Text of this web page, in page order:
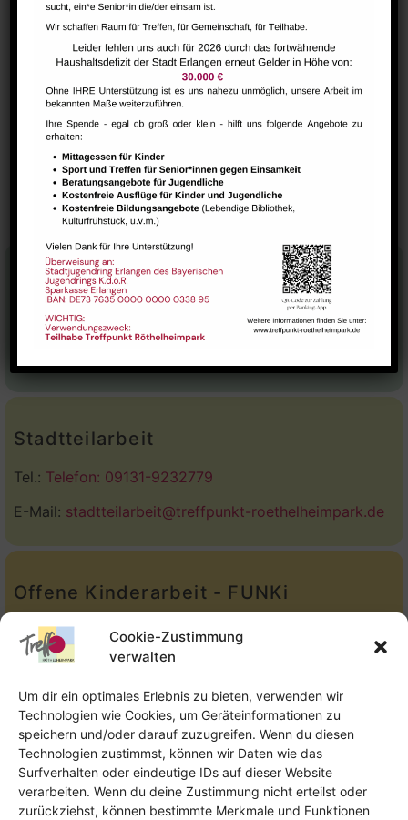
Cookie-Zustimmung
verwalten
Um dir ein optimales Erlebnis zu bieten, verwenden wir
Technologien wie Cookies, um Geräteinformationen zu
speichern und/oder darauf zuzugreifen. Wenn du diesen
Technologien zustimmst, können wir Daten wie das
Surfverhalten oder eindeutige IDs auf dieser Website
verarbeiten. Wenn du deine Zustimmung nicht erteilst oder
zurückziehst, können bestimmte Merkmale und Funktionen
Serien:
Art Class conducted by Vaishnavi Rao
VERANSTALTUNGSORT
Raum 113
LEGO ROBOTIK & PROGRAMMIEREN
FÜR KINDER AB 5 JAHRE
Bharathanatiyam
Kindertanzgruppe
Stadtteilhaus
Tel.:09131-9232777
Stadtteilarbeit
Tel.: Telefon: 09131-9232779
E-Mail: stadtteilarbeit@treffpunkt-roethelheimpark.de
Offene Kinderarbeit - FUNKi
Tel.:Telefon: 09131-610749
E-Mail:oka@treffpunkt-roethelheimpark.de
Offene Jugendarbeit - Easthouse
Tel:
09131–302259